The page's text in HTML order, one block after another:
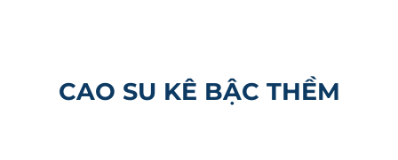
CAO SU KÊ BẬC THỀM